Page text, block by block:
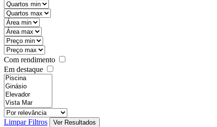
Com rendimento
Em destaque
Limpar Filtros Ver Resultados